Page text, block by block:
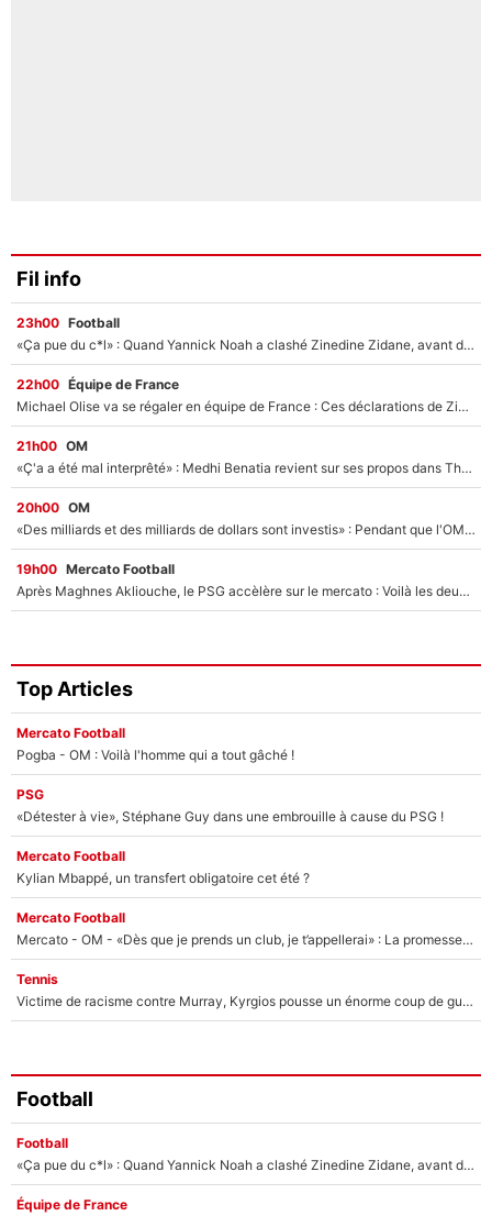
Fil info
23h00 Football
«Ça pue du c*l» : Quand Yannick Noah a clashé Zinedine Zidane, avant de se faire recadrer par le nouveau sélectionneur de l'équipe de France !
22h00 Équipe de France
Michael Olise va se régaler en équipe de France : Ces déclarations de Zinedine Zidane qui prouvent qu'il va tout miser sur la star du Bayern Munich !
21h00 OM
«Ç'a a été mal interprêté» : Medhi Benatia revient sur ses propos dans The Bridge et précise ses conditions pour rejoindre le PSG !
20h00 OM
«Des milliards et des milliards de dollars sont investis» : Pendant que l'OM est en pleine crise financière, Frank McCourt lance un nouveau projet à 260M€ !
19h00 Mercato Football
Après Maghnes Akliouche, le PSG accèlère sur le mercato : Voilà les deux nouvelles recrues qui vont signer la semaine prochaine ?
Top Articles
Mercato Football
Pogba - OM : Voilà l'homme qui a tout gâché !
PSG
«Détester à vie», Stéphane Guy dans une embrouille à cause du PSG !
Mercato Football
Kylian Mbappé, un transfert obligatoire cet été ?
Mercato Football
Mercato - OM - «Dès que je prends un club, je t’appellerai» : La promesse de Marcelino au moment de claquer la porte
Tennis
Victime de racisme contre Murray, Kyrgios pousse un énorme coup de gueule !
Football
Football
«Ça pue du c*l» : Quand Yannick Noah a clashé Zinedine Zidane, avant de se faire recadrer par le nouveau sélectionneur de l'équipe de France !
Équipe de France